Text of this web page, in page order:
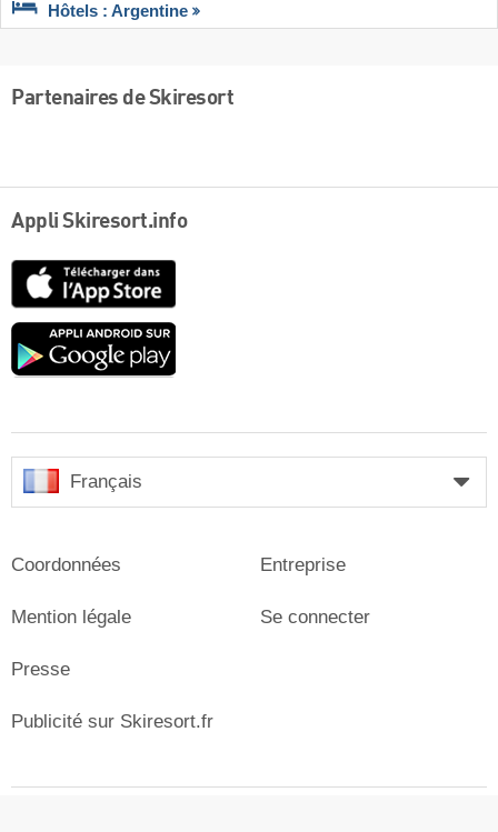
Hôtels : Argentine
Partenaires de Skiresort
Appli Skiresort.info
Google
Français
Coordonnées
Mention légale
Presse
Entreprise
Se connecter
Publicité sur Skiresort.fr